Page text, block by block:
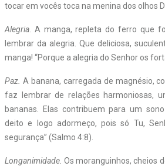
tocar em vocês toca na menina dos olhos
Alegria . A manga, repleta do ferro que
lembrar da alegria. Que deliciosa,
manga! “Porque a alegria do Senhor os
Paz. A banana, carregada de magnésio,
faz lembrar de relações harmoniosas,
bananas. Elas contribuem para um
deito e logo adormeço, pois só Tu,
segurança” (Salmo 4:8).
Longanimidade. Os moranguinhos, cheios